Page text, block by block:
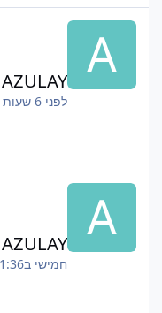
AZULAY
לפני 6 שעות
AZULAY
חמישי ב21:36